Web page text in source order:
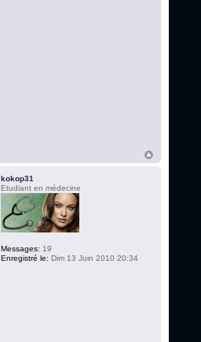
kokop31
Etudiant en médecine
Messages: 19
Enregistré le: Dim 13 Juin 2010 20:34